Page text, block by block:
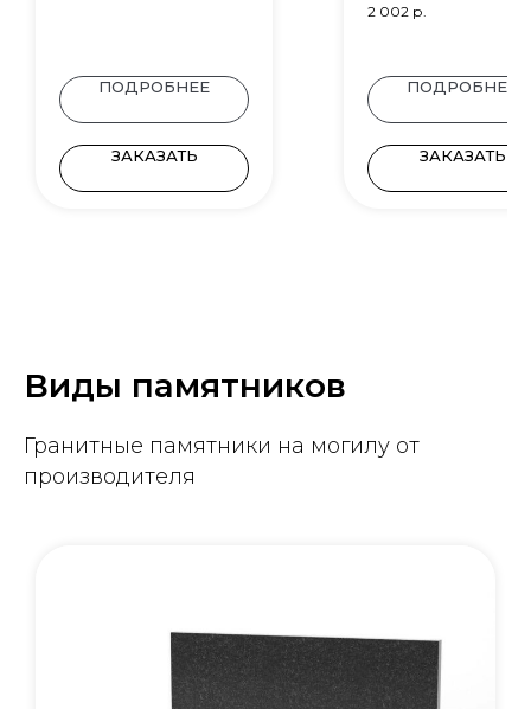
ПОДРОБНЕЕ
ЗАКАЗАТЬ
2 002 р.
ПОДРОБНЕЕ
ЗАКАЗАТЬ
Виды памятников
Гранитные памятники на могилу от
производителя